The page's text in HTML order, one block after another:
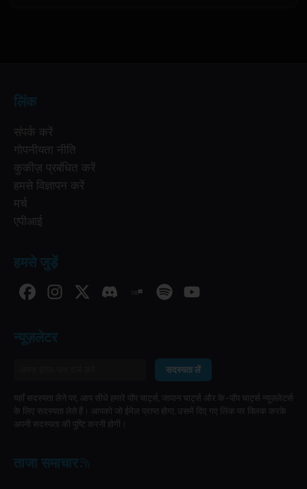
लिंक
संपर्क करें
गोपनीयता नीति
कुकीज़ प्रबंधित करें
हमसे विज्ञापन करें
मर्च
एपीआई
हमसे जुड़ें
न्यूज़लेटर
सदस्यता लें
यहाँ सदस्यता लेने पर, आप सीधे हमारे पॉप चार्ट्स, जापान चार्ट्स और के-पॉप चार्ट्स न्यूज़लेटर्स
के लिए सदस्यता लेते हैं। आपको जो ईमेल प्राप्त होगा, उसमें दिए गए लिंक पर क्लिक करके
अपनी सदस्यता की पुष्टि करनी होगी।
ताजा समाचार